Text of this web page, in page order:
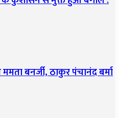
बनर्जी, ठाकुर पंचानंद बर्मा